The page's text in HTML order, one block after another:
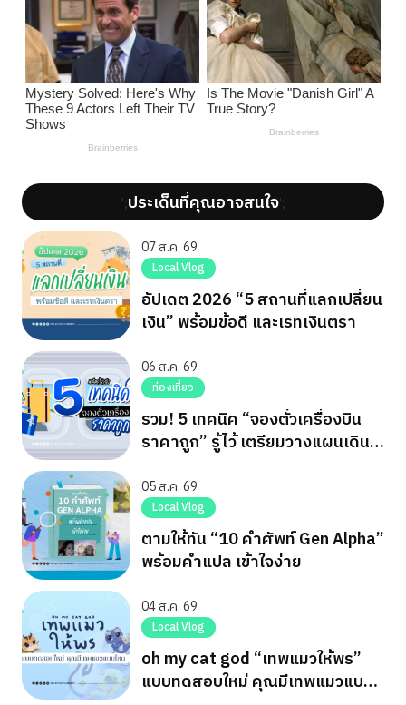
';ประเด็นที่คุณอาจสนใจ';
07 ส.ค. 69
Local Vlog
อัปเดต 2026 “5 สถานที่แลกเปลี่ยน
เงิน” พร้อมข้อดี และเรทเงินตรา
06 ส.ค. 69
ท่องเที่ยว
รวม! 5 เทคนิค “จองตั๋วเครื่องบิน
ราคาถูก” รู้ไว้ เตรียมวางแผนเดิน
05 ส.ค. 69
Local Vlog
ตามให้ทัน “10 คำศัพท์ Gen Alpha”
พร้อมคำแปล เข้าใจง่าย
04 ส.ค. 69
Local Vlog
oh my cat god “เทพแมวให้พร”
แบบทดสอบใหม่ คุณมีเทพแมวแบบ